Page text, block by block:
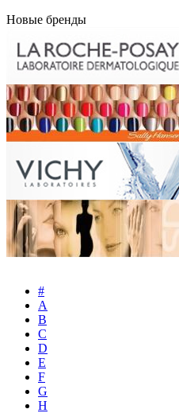
Новые бренды
#
A
B
C
D
E
F
G
H